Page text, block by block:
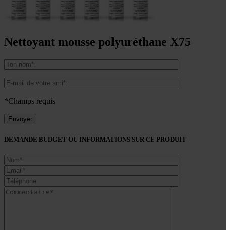
Nettoyant mousse polyuréthane X75
*Champs requis
DEMANDE BUDGET OU INFORMATIONS SUR CE PRODUIT